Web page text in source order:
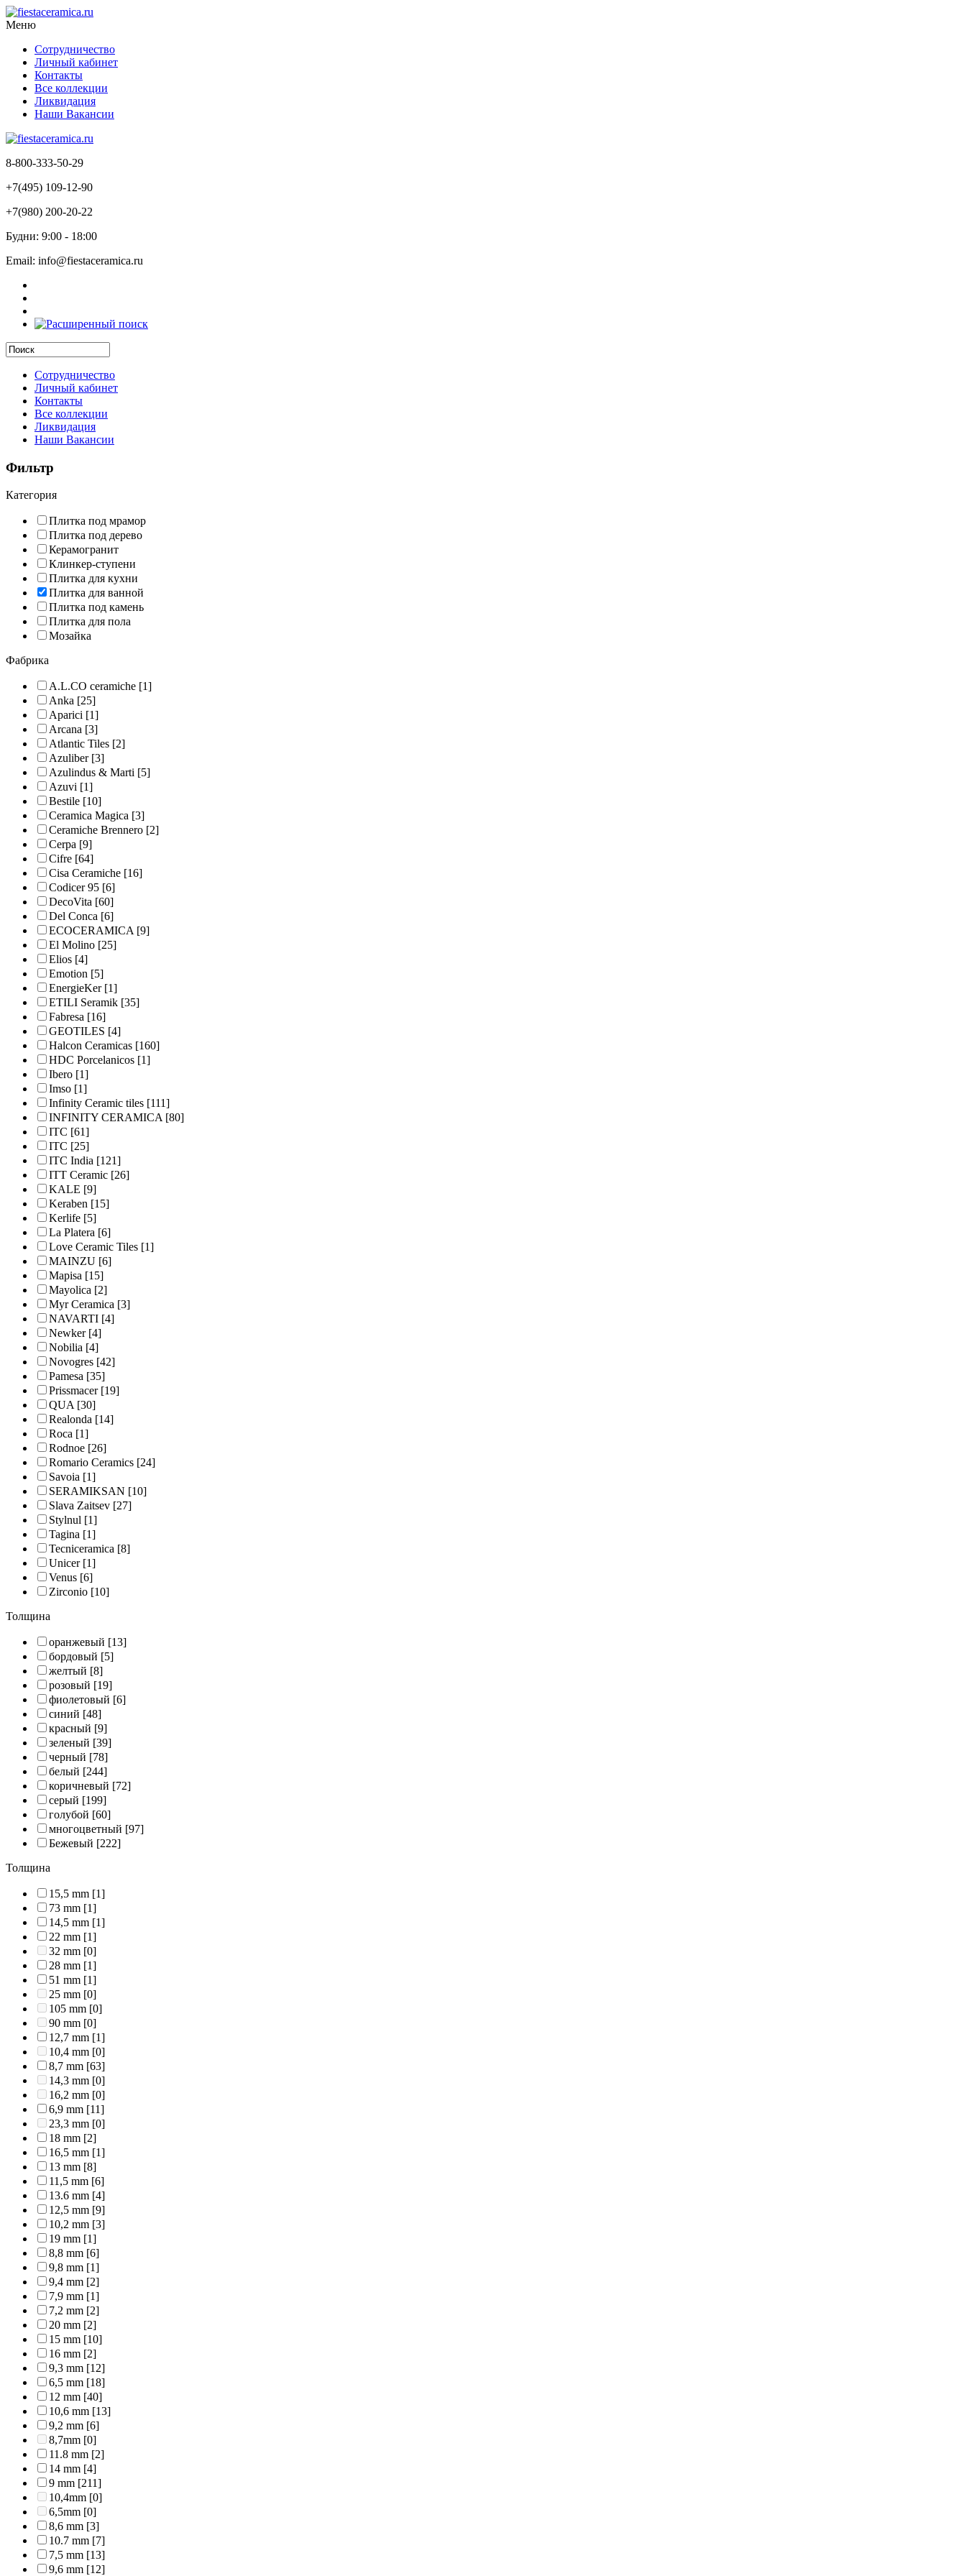
Меню
Сотрудничество
Личный кабинет
Контакты
Все коллекции
Ликвидация
Наши Вакансии
8-800-333-50-29
+7(495) 109-12-90
+7(980) 200-20-22
Будни: 9:00 - 18:00
Email: info@fiestaceramica.ru
Сотрудничество
Личный кабинет
Контакты
Все коллекции
Ликвидация
Наши Вакансии
Фильтр
Категория
Плитка под мрамор
Плитка под дерево
Керамогранит
Клинкер-ступени
Плитка для кухни
Плитка для ванной
Плитка под камень
Плитка для пола
Мозайка
Фабрика
A.L.CO ceramiche [1]
Anka [25]
Aparici [1]
Arcana [3]
Atlantic Tiles [2]
Azuliber[3]
Azulindus & Marti [5]
Azuvi [1]
Bestile [10]
Ceramica Magica [3]
Ceramiche Brennero [2]
Cerpa [9]
Cifre [64]
Cisa Ceramiche [16]
Codicer 95 [6]
DecoVita [60]
Del Conca [6]
ECOCERAMICA[9]
El Molino [25]
Elios [4]
Emotion [5]
EnergieKer[1]
ETILI Seramik [35]
Fabresa [16]
GEOTILES [4]
Halcon Ceramicas [160]
HDC Porcelanicos [1]
Ibero [1]
Imso [1]
Infinity Ceramic tiles [111]
INFINITY CERAMICA[80]
ITC [61]
ITC [25]
ITC India [121]
ITT Ceramic [26]
KALE [9]
Keraben [15]
Kerlife [5]
La Platera [6]
Love Ceramic Tiles [1]
MAINZU [6]
Mapisa [15]
Mayolica [2]
Myr Ceramica [3]
NAVARTI [4]
Newker[4]
Nobilia [4]
Novogres [42]
Pamesa [35]
Prissmacer[19]
QUA[30]
Realonda [14]
Roca [1]
Rodnoe [26]
Romario Ceramics [24]
Savoia [1]
SERAMIKSAN [10]
Slava Zaitsev [27]
Stylnul [1]
Tagina [1]
Tecniceramica [8]
Unicer[1]
Venus [6]
Zirconio [10]
Толщина
оранжевый [13]
бордовый [5]
желтый [8]
розовый [19]
фиолетовый [6]
синий [48]
красный [9]
зеленый [39]
черный [78]
белый [244]
коричневый [72]
серый [199]
голубой [60]
многоцветный [97]
Бежевый [222]
Толщина
15,5 mm [1]
73 mm [1]
14,5 mm [1]
22 mm [1]
32 mm [0]
28 mm [1]
51 mm [1]
25 mm [0]
105 mm [0]
90 mm [0]
12,7 mm [1]
10,4 mm [0]
8,7 mm [63]
14,3 mm [0]
16,2 mm [0]
6,9 mm [11]
23,3 mm [0]
18 mm [2]
16,5 mm [1]
13 mm [8]
11,5 mm [6]
13.6 mm [4]
12,5 mm [9]
10,2 mm [3]
19 mm [1]
8,8 mm [6]
9,8 mm [1]
9,4 mm [2]
7,9 mm [1]
7,2 mm [2]
20 mm [2]
15 mm [10]
16 mm [2]
9,3 mm [12]
6,5 mm [18]
12 mm [40]
10,6 mm [13]
9,2 mm [6]
8,7mm [0]
11.8 mm [2]
14 mm [4]
9 mm [211]
10,4mm [0]
6,5mm [0]
8,6 mm [3]
10.7 mm [7]
7,5 mm [13]
9,6 mm [12]